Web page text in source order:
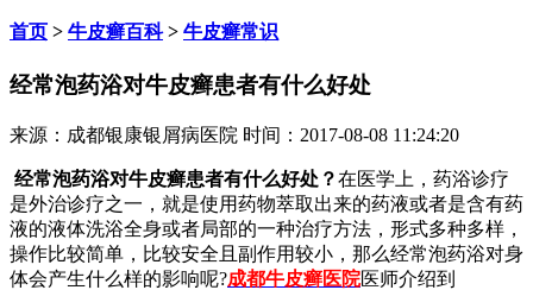
首页 > 牛皮癣百科> 牛皮癣常识
经常泡药浴对牛皮癣患者有什么好处
来源：成都银康银屑病医院 时间：2017-08-08 11:24:20
经常泡药浴对牛皮癣患者有什么好处？在医学上，药浴诊疗
是外治诊疗之一，就是使用药物萃取出来的药液或者是含有药
液的液体洗浴全身或者局部的一种治疗方法，形式多种多样，
操作比较简单，比较安全且副作用较小，那么经常泡药浴对身
体会产生什么样的影响呢?成都牛皮癣医院医师介绍到